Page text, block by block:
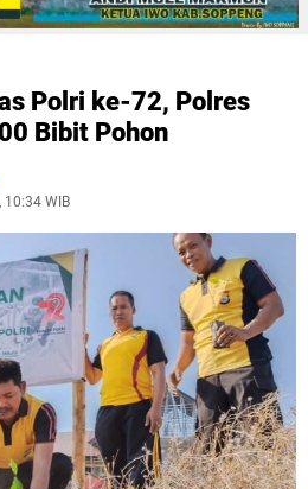
Polri ke-72, Polres
Bibit Pohon
WIB